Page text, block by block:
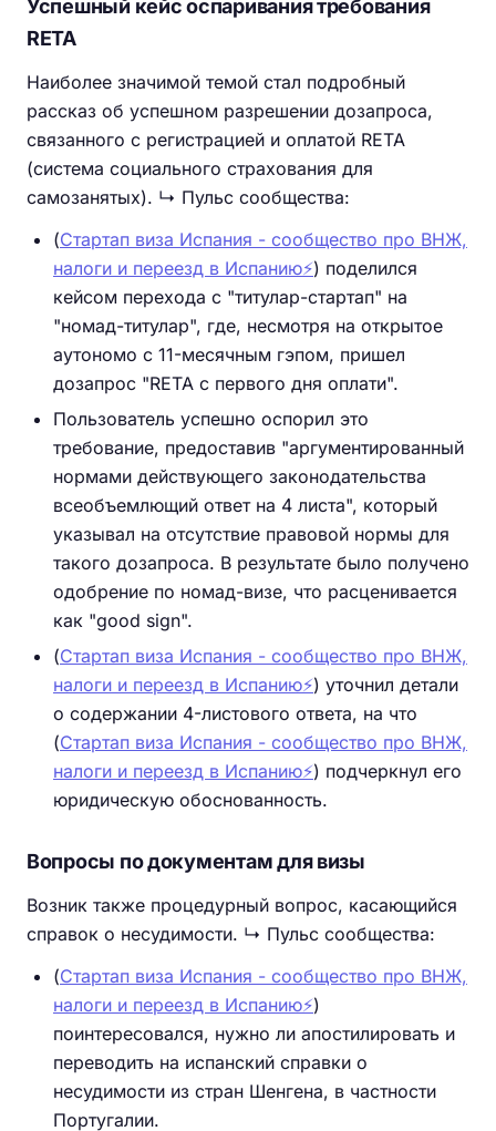
Успешный кейс оспаривания требования
RETA
Наиболее значимой темой стал подробный
рассказ об успешном разрешении дозапроса,
связанного с регистрацией и оплатой RETA
(система социального страхования для
самозанятых). ↳ Пульс сообщества:
(Стартап виза Испания - сообщество про ВНЖ,
налоги и переезд в Испанию⚡️) поделился
кейсом перехода с "титулар-стартап" на
"номад-титулар", где, несмотря на открытое
аутономо с 11-месячным гэпом, пришел
дозапрос "RETA с первого дня оплати".
Пользователь успешно оспорил это
требование, предоставив "аргументированный
нормами действующего законодательства
всеобъемлющий ответ на 4 листа", который
указывал на отсутствие правовой нормы для
такого дозапроса. В результате было получено
одобрение по номад-визе, что расценивается
как "good sign".
(Стартап виза Испания - сообщество про ВНЖ,
налоги и переезд в Испанию⚡️) уточнил детали
о содержании 4-листового ответа, на что
(Стартап виза Испания - сообщество про ВНЖ,
налоги и переезд в Испанию⚡️) подчеркнул его
юридическую обоснованность.
Вопросы по документам для визы
Возник также процедурный вопрос, касающийся
справок о несудимости. ↳ Пульс сообщества:
(Стартап виза Испания - сообщество про ВНЖ,
налоги и переезд в Испанию⚡️)
поинтересовался, нужно ли апостилировать и
переводить на испанский справки о
несудимости из стран Шенгена, в частности
Португалии.